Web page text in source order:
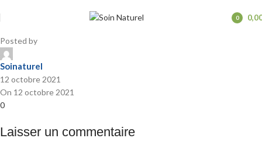
0
amlou-maroc-200g-soinaturel
Posted by
Soinaturel
12 octobre 2021
On 12 octobre 2021
0
Laisser un commentaire